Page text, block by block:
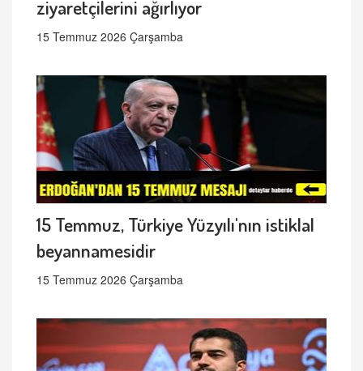
ziyaretçilerini ağırlıyor
15 Temmuz 2026 Çarşamba
15 Temmuz, Türkiye Yüzyılı'nın istiklal
beyannamesidir
15 Temmuz 2026 Çarşamba